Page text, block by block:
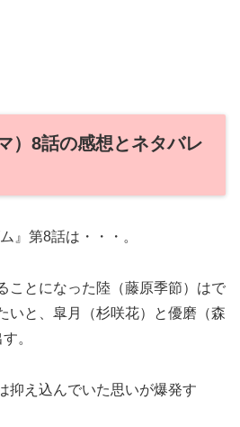
）8話の感想とネタバレ
』第8話は・・・。
ことになった陸（藤原季節）はで
いと、皐月（杉咲花）と優磨（森
。
抑え込んでいた思いが爆発す